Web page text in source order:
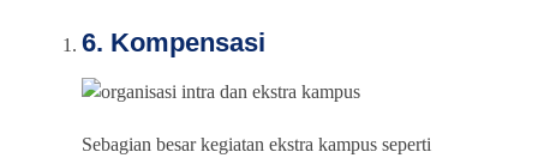
6. Kompensasi
Sebagian besar kegiatan ekstra kampus seperti